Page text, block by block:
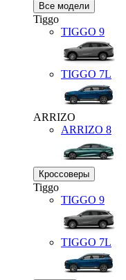
Все модели
Tiggo
TIGGO 9
TIGGO 7L
ARRIZO
ARRIZO 8
Кроссоверы
Tiggo
TIGGO 9
TIGGO 7L